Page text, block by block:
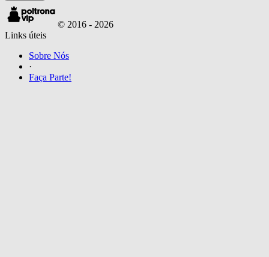
© 2016 - 2026
Links úteis
Sobre Nós
·
Faça Parte!